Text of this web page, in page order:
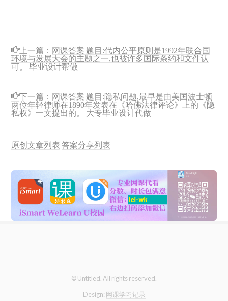
上一篇： 网课答案|题目:代内公平原则是1992年联合国
环境与发展大会的主题之一,也被许多国际条约和文件认
可。|毕业设计帮做
下一篇： 网课答案|题目:隐私问题,最早是由美国波士顿
两位年轻律师在1890年发表在《哈佛法律评论》上的《隐
私权》一文提出的。|大专毕业设计代做
原创文章列表 答案分享列表
© Untitled. All rights reserved.
Design: 网课学习记录